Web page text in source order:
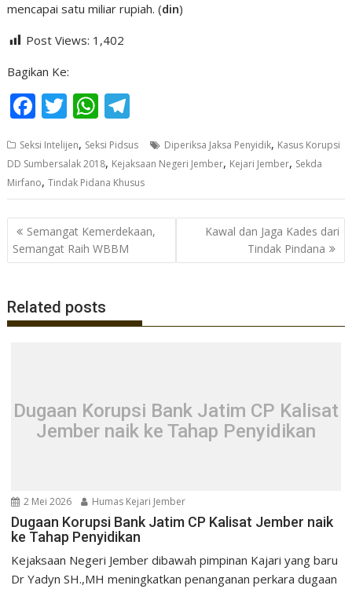
mencapai satu miliar rupiah. (din)
Post Views: 1,402
Bagikan Ke:
F
e
b
o
o
k
T
itt
er
W
at
s
A
p
p
e
gr
a
m
Seksi Intelijen, Seksi Pidsus Diperiksa Jaksa Penyidik, Kasus Korupsi
DD Sumbersalak 2018, Kejaksaan Negeri Jember, Kejari Jember, Sekda
Mirfano,Tindak Pidana Khusus
Navigasi
pos
Semangat Kemerdekaan,
Semangat Raih WBBM
Kawal dan Jaga Kades dari
Tindak Pindana
Related posts
Dugaan Korupsi Bank Jatim CP Kalisat
Jember naik ke Tahap Penyidikan
2 Mei 2026 Humas Kejari Jember
Dugaan Korupsi Bank Jatim CP Kalisat Jember naik
ke Tahap Penyidikan
Kejaksaan Negeri Jember dibawah pimpinan Kajari yang baru
Dr Yadyn SH.,MH meningkatkan penanganan perkara dugaan